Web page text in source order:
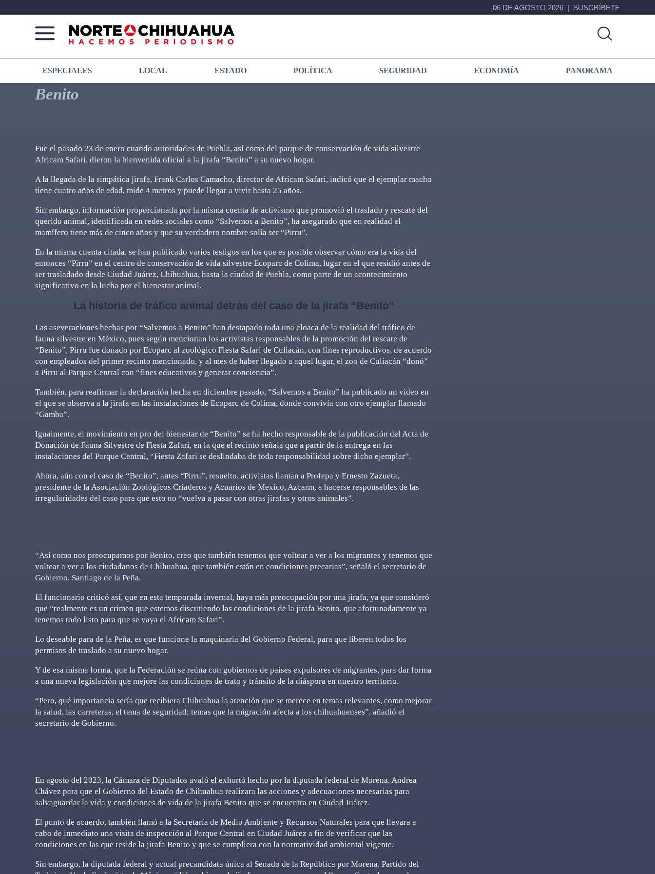
06 DE AGOSTO 2026 SUSCRÍBETE
Norte
De
Chihuahua
Más
que
noticias,
hacemos periodismo
ESPECIALES LOCAL ESTADO POLÍTICA SEGURIDAD ECONOMÍA PANORAMA
Benito
Fue el pasado 23 de enero cuando autoridades de Puebla, así como del parque de conservación de vida silvestre
Africam Safari, dieron la bienvenida oficial a la jirafa “Benito” a su nuevo hogar.
A la llegada de la simpática jirafa, Frank Carlos Camacho, director de Africam Safari, indicó que el ejemplar macho
tiene cuatro años de edad, mide 4 metros y puede llegar a vivir hasta 25 años.
Sin embargo, información proporcionada por la misma cuenta de activismo que promovió el traslado y rescate del
querido animal, identificada en redes sociales como “Salvemos a Benito”, ha asegurado que en realidad el
mamífero tiene más de cinco años y que su verdadero nombre solía ser “Pirru”.
En la misma cuenta citada, se han publicado varios testigos en los que es posible observar cómo era la vida del
entonces “Pirru” en el centro de conservación de vida silvestre Ecoparc de Colima, lugar en el que residió antes de
ser trasladado desde Ciudad Juárez, Chihuahua, hasta la ciudad de Puebla, como parte de un acontecimiento
significativo en la lucha por el bienestar animal.
La historia de tráfico animal detrás del caso de la jirafa “Benito”
Las aseveraciones hechas por “Salvemos a Benito” han destapado toda una cloaca de la realidad del tráfico de
fauna silvestre en México, pues según mencionan los activistas responsables de la promoción del rescate de
“Benito”, Pirru fue donado por Ecoparc al zoológico Fiesta Safari de Culiacán, con fines reproductivos, de acuerdo
con empleados del primer recinto mencionado, y al mes de haber llegado a aquel lugar, el zoo de Culiacán “donó”
a Pirru al Parque Central con “fines educativos y generar conciencia”.
También, para reafirmar la declaración hecha en diciembre pasado, “Salvemos a Benito” ha publicado un video en
el que se observa a la jirafa en las instalaciones de Ecoparc de Colima, donde convivía con otro ejemplar llamado
“Gamba”.
Igualmente, el movimiento en pro del bienestar de “Benito” se ha hecho responsable de la publicación del Acta de
Donación de Fauna Silvestre de Fiesta Zafari, en la que el recinto señala que a partir de la entrega en las
instalaciones del Parque Central, “Fiesta Zafari se deslindaba de toda responsabilidad sobre dicho ejemplar”.
Ahora, aún con el caso de “Benito”, antes “Pirru”, resuelto, activistas llaman a Profepa y Ernesto Zazueta,
presidente de la Asociación Zoológicos Criaderos y Acuarios de Mexico, Azcarm, a hacerse responsables de las
irregularidades del caso para que esto no “vuelva a pasar con otras jirafas y otros animales”.
“Así como nos preocupamos por Benito, creo que también tenemos que voltear a ver a los migrantes y tenemos que
voltear a ver a los ciudadanos de Chihuahua, que también están en condiciones precarias”, señaló el secretario de
Gobierno, Santiago de la Peña.
El funcionario criticó así, que en esta temporada invernal, haya más preocupación por una jirafa, ya que consideró
que “realmente es un crimen que estemos discutiendo las condiciones de la jirafa Benito, que afortunadamente ya
tenemos todo listo para que se vaya el Africam Safari”.
Lo deseable para de la Peña, es que funcione la maquinaria del Gobierno Federal, para que liberen todos los
permisos de traslado a su nuevo hogar.
Y de esa misma forma, que la Federación se reúna con gobiernos de países expulsores de migrantes, para dar forma
a una nueva legislación que mejore las condiciones de trato y tránsito de la diáspora en nuestro territorio.
“Pero, qué importancia sería que recibiera Chihuahua la atención que se merece en temas relevantes, como mejorar
la salud, las carreteras, el tema de seguridad; temas que la migración afecta a los chihuahuenses”, añadió el
secretario de Gobierno.
En agosto del 2023, la Cámara de Diputados avaló el exhortó hecho por la diputada federal de Morena, Andrea
Chávez para que el Gobierno del Estado de Chihuahua realizara las acciones y adecuaciones necesarias para
salvaguardar la vida y condiciones de vida de la jirafa Benito que se encuentra en Ciudad Juárez.
El punto de acuerdo, también llamó a la Secretaría de Medio Ambiente y Recursos Naturales para que llevara a
cabo de inmediato una visita de inspección al Parque Central en Ciudad Juárez a fin de verificar que las
condiciones en las que reside la jirafa Benito y que se cumpliera con la normatividad ambiental vigente.
Sin embargo, la diputada federal y actual precandidata única al Senado de la República por Morena, Partido del